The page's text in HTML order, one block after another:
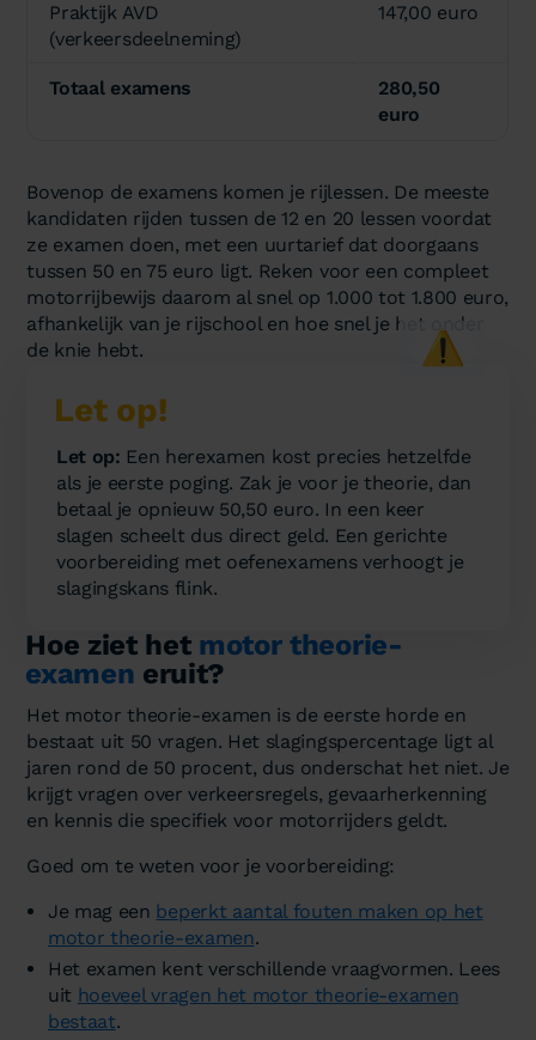
Praktijk AVD
(verkeersdeelneming)
147,00 euro
Totaal examens
280,50
euro
Bovenop de examens komen je rijlessen. De meeste
kandidaten rijden tussen de 12 en 20 lessen voordat
ze examen doen, met een uurtarief dat doorgaans
tussen 50 en 75 euro ligt. Reken voor een compleet
motorrijbewijs daarom al snel op 1.000 tot 1.800 euro,
afhankelijk van je rijschool en hoe snel je het onder
de knie hebt.
Let op!
⚠️
Let op: Een herexamen kost precies hetzelfde
als je eerste poging. Zak je voor je theorie, dan
betaal je opnieuw 50,50 euro. In een keer
slagen scheelt dus direct geld. Een gerichte
voorbereiding met oefenexamens verhoogt je
slagingskans flink.
Hoe ziet het motor theorie-
examen eruit?
Het motor theorie-examen is de eerste horde en
bestaat uit 50 vragen. Het slagingspercentage ligt al
jaren rond de 50 procent, dus onderschat het niet. Je
krijgt vragen over verkeersregels, gevaarherkenning
en kennis die specifiek voor motorrijders geldt.
Goed om te weten voor je voorbereiding:
Je mag een beperkt aantal fouten maken op het
motor theorie-examen.
Het examen kent verschillende vraagvormen. Lees
uit hoeveel vragen het motor theorie-examen
bestaat.